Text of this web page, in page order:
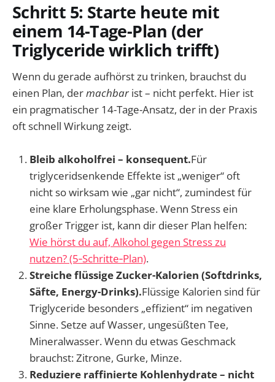
Schritt 5: Starte heute mit
einem 14-Tage-Plan (der
Triglyceride wirklich trifft)
Wenn du gerade aufhörst zu trinken, brauchst du
einen Plan, dermachbarist – nicht perfekt. Hier ist
ein pragmatischer 14-Tage-Ansatz, der in der Praxis
oft schnell Wirkung zeigt.
Bleib alkoholfrei – konsequent.Für
triglyceridsenkende Effekte ist „weniger“ oft
nicht so wirksam wie „gar nicht“, zumindest für
eine klare Erholungsphase. Wenn Stress ein
großer Trigger ist, kann dir dieser Plan helfen:
Wie hörst du auf, Alkohol gegen Stress zu
nutzen? (5‑Schritte‑Plan).
Streiche flüssige Zucker-Kalorien (Softdrinks,
Säfte, Energy-Drinks).Flüssige Kalorien sind für
Triglyceride besonders „effizient“ im negativen
Sinne. Setze auf Wasser, ungesüßten Tee,
Mineralwasser. Wenn du etwas Geschmack
brauchst: Zitrone, Gurke, Minze.
Reduziere raffinierte Kohlenhydrate – nicht